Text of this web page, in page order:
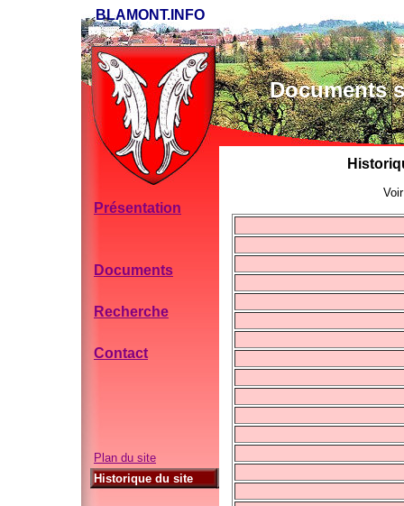
BLAMONT.INFO
Documents
Présentation
Documents
Recherche
Contact
Plan du site
Historique du site